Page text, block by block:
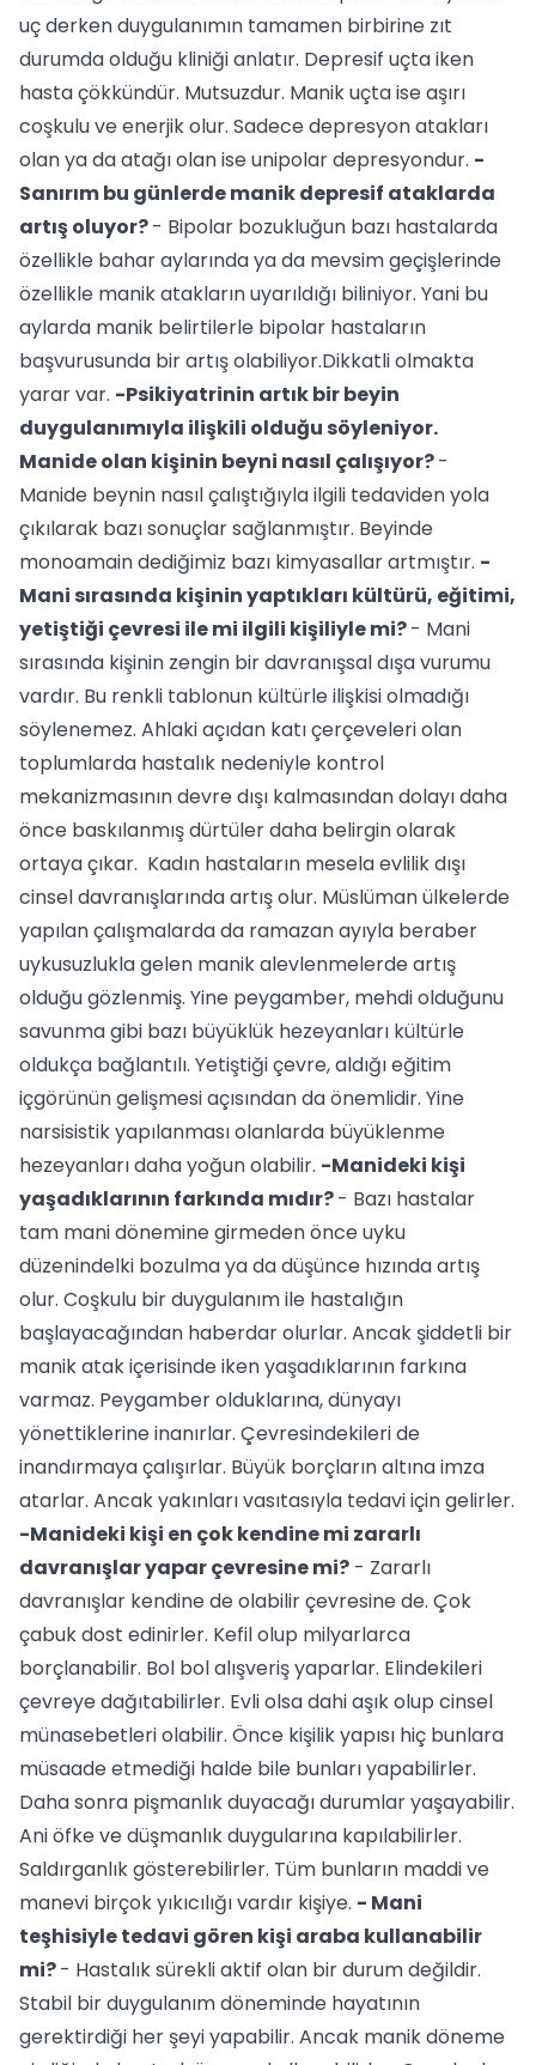
uç derken duygulanımın tamamen birbirine zıt
durumda olduğu kliniği anlatır. Depresif uçta iken
hasta çökkündür. Mutsuzdur. Manik uçta ise aşırı
coşkulu ve enerjik olur. Sadece depresyon atakları
olan ya da atağı olan ise unipolar depresyondur. -
Sanırım bu günlerde manik depresif ataklarda
artış oluyor?- Bipolar bozukluğun bazı hastalarda
özellikle bahar aylarında ya da mevsim geçişlerinde
özellikle manik atakların uyarıldığı biliniyor. Yani bu
aylarda manik belirtilerle bipolar hastaların
başvurusunda bir artış olabiliyor.Dikkatli olmakta
yarar var. -Psikiyatrinin artık bir beyin
duygulanımıyla ilişkili olduğu söyleniyor.
Manide olan kişinin beyni nasıl çalışıyor?-
Manide beynin nasıl çalıştığıyla ilgili tedaviden yola
çıkılarak bazı sonuçlar sağlanmıştır. Beyinde
monoamain dediğimiz bazı kimyasallar artmıştır. -
Mani sırasında kişinin yaptıkları kültürü, eğitimi,
yetiştiği çevresi ile mi ilgili kişiliyle mi?- Mani
sırasında kişinin zengin bir davranışsal dışa vurumu
vardır. Bu renkli tablonun kültürle ilişkisi olmadığı
söylenemez. Ahlaki açıdan katı çerçeveleri olan
toplumlarda hastalık nedeniyle kontrol
mekanizmasının devre dışı kalmasından dolayı daha
önce baskılanmış dürtüler daha belirgin olarak
ortaya çıkar. Kadın hastaların mesela evlilik dışı
cinsel davranışlarında artış olur. Müslüman ülkelerde
yapılan çalışmalarda da ramazan ayıyla beraber
uykusuzlukla gelen manik alevlenmelerde artış
olduğu gözlenmiş. Yine peygamber, mehdi olduğunu
savunma gibi bazı büyüklük hezeyanları kültürle
oldukça bağlantılı. Yetiştiği çevre, aldığı eğitim
içgörünün gelişmesi açısından da önemlidir. Yine
narsisistik yapılanması olanlarda büyüklenme
hezeyanları daha yoğun olabilir. -Manideki kişi
yaşadıklarının farkında mıdır?- Bazı hastalar
tam mani dönemine girmeden önce uyku
düzenindelki bozulma ya da düşünce hızında artış
olur. Coşkulu bir duygulanım ile hastalığın
başlayacağından haberdar olurlar. Ancak şiddetli bir
manik atak içerisinde iken yaşadıklarının farkına
varmaz. Peygamber olduklarına, dünyayı
yönettiklerine inanırlar. Çevresindekileri de
inandırmaya çalışırlar. Büyük borçların altına imza
atarlar. Ancak yakınları vasıtasıyla tedavi için gelirler.
-Manideki kişi en çok kendine mi zararlı
davranışlar yapar çevresine mi? - Zararlı
davranışlar kendine de olabilir çevresine de. Çok
çabuk dost edinirler. Kefil olup milyarlarca
borçlanabilir. Bol bol alışveriş yaparlar. Elindekileri
çevreye dağıtabilirler. Evli olsa dahi aşık olup cinsel
münasebetleri olabilir. Önce kişilik yapısı hiç bunlara
müsaade etmediği halde bile bunları yapabilirler.
Daha sonra pişmanlık duyacağı durumlar yaşayabilir.
Ani öfke ve düşmanlık duygularına kapılabilirler.
Saldırganlık gösterebilirler. Tüm bunların maddi ve
manevi birçok yıkıcılığı vardır kişiye. - Mani
teşhisiyle tedavi gören kişi araba kullanabilir
mi?- Hastalık sürekli aktif olan bir durum değildir.
Stabil bir duygulanım döneminde hayatının
gerektirdiği her şeyi yapabilir. Ancak manik döneme